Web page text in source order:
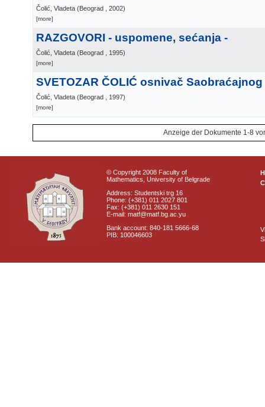
Čolić, Vladeta (Beograd , 2002)
[more]
RAZGOVORI - uspomene, sećanja -
Čolić, Vladeta (Beograd , 1995)
[more]
SVETOZAR ČOLIĆ osnivač
Čolić, Vladeta (Beograd , 1997)
[more]
Anzeige der Dokumente 1-8
© Copyright 2008 Faculty of
Mathematics, University of Belgrade
Address: Studentski trg 16
Phone: (+381) 011 2027 801
Fax: (+381) 011 2630 151
E-mail: matf@matf.bg.ac.yu
Bank account: 840-181 5666-68
PIB: 100046603